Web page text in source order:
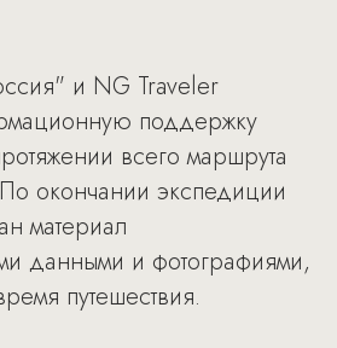
и NG Traveler
поддержку
всего маршрута
окончании экспедиции
материал
данными и фотографиями,
путешествия.